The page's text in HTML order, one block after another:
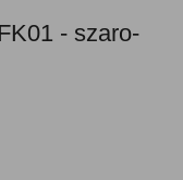
- szaro-